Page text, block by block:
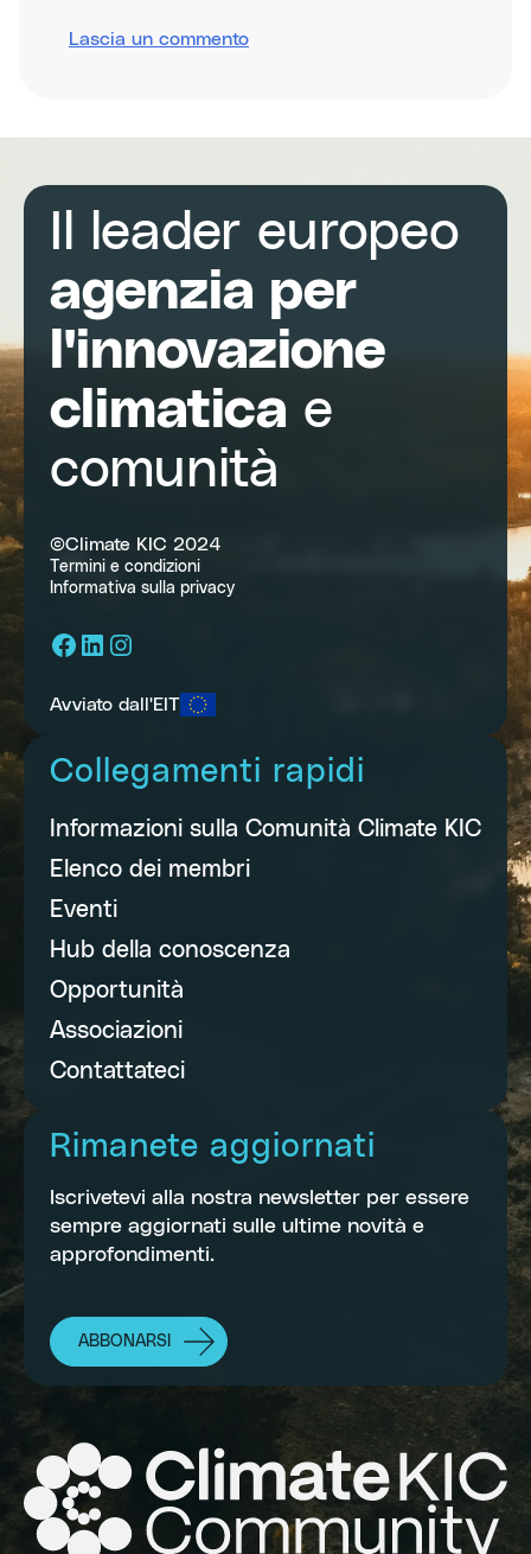
Lascia un commentosu
and
Il leader europeo
agenzia per
l'innovazione
climatica e
comunità
©Climate KIC 2024
Termini e condizioni
Informativa sulla privacy
Facebook
LinkedIn
Instagram
Avviato dall'EIT
Collegamenti rapidi
Informazioni sulla Comunità Climate KIC
Elenco dei membri
Eventi
Hub della conoscenza
Opportunità
Associazioni
Contattateci
Rimanete aggiornati
Iscrivetevi alla nostra newsletter per essere
sempre aggiornati sulle ultime novità e
approfondimenti.
ABBONARSI